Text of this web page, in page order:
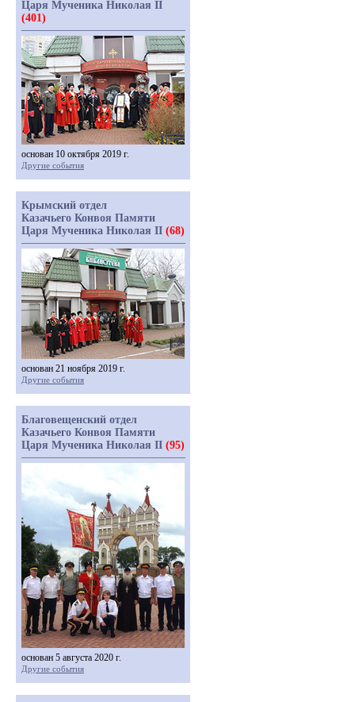
Царя Мученика Николая II
(401)
основан 10 октября 2019 г.
Другие события
Крымский отдел
Казачьего Конвоя Памяти
Царя Мученика Николая II (68)
основан 21 ноября 2019 г.
Другие события
Благовещенский отдел
Казачьего Конвоя Памяти
Царя Мученика Николая II (95)
основан 5 августа 2020 г.
Другие события